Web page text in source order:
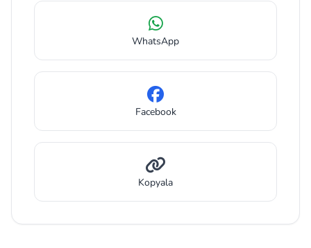
WhatsApp
Facebook
Kopyala